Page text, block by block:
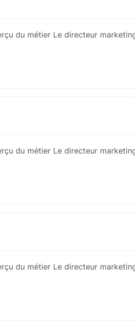
du métier Le directeur
du métier Le directeur
du métier Le directeur